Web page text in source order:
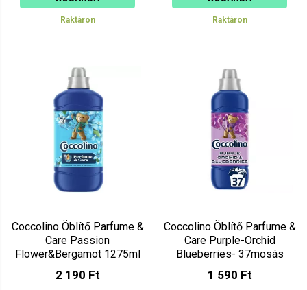
Raktáron Raktáron
Coccolino Öblítő Parfume &
Care Passion
Flower&Bergamot 1275ml
2 190 Ft
Coccolino Öblítő Parfume &
Care Purple-Orchid
Blueberries- 37mosás
925ml
1 590 Ft